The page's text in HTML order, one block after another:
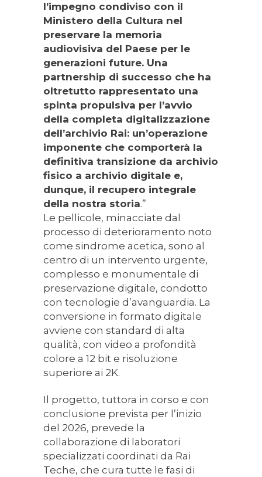
l’impegno condiviso con il
Ministero della Cultura nel
preservare la memoria
audiovisiva del Paese per le
generazioni future. Una
partnership di successo che ha
oltretutto rappresentato una
spinta propulsiva per l’avvio
della completa digitalizzazione
dell’archivio Rai: un’operazione
imponente che comporterà la
definitiva transizione da archivio
fisico a archivio digitale e,
dunque, il recupero integrale
della nostra storia.”
Le pellicole, minacciate dal
processo di deterioramento noto
come sindrome acetica, sono al
centro di un intervento urgente,
complesso e monumentale di
preservazione digitale, condotto
con tecnologie d’avanguardia. La
conversione in formato digitale
avviene con standard di alta
qualità, con video a profondità
colore a 12 bit e risoluzione
superiore ai 2K.
Il progetto, tuttora in corso e con
conclusione prevista per l’inizio
del 2026, prevede la
collaborazione di laboratori
specializzati coordinati da Rai
Teche, che cura tutte le fasi di